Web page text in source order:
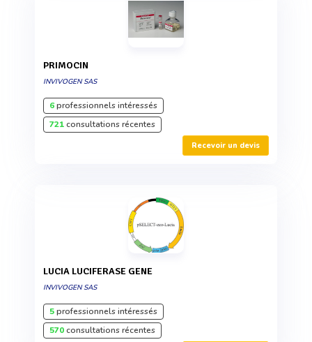
PRIMOCIN
INVIVOGEN SAS
6professionnels intéressés
721consultations récentes
Recevoir un devis
LUCIA LUCIFERASE GENE
INVIVOGEN SAS
5professionnels intéressés
570consultations récentes